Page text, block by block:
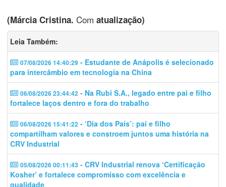
(Márcia Cristina. Com atualização)
Leia Também:
07/08/2026 14:40:29 - Estudante de Anápolis é selecionado
para intercâmbio em tecnologia na China
06/08/2026 23:44:42 - Na Rubi S.A., legado entre pai e filho
fortalece laços dentro e fora do trabalho
06/08/2026 15:41:22 - ‘Dia dos Pais’: pai e filho
compartilham valores e constroem juntos uma história na
CRV Industrial
05/08/2026 00:11:43 - CRV Industrial renova ‘Certificação
Kosher’ e fortalece compromisso com excelência e
qualidade